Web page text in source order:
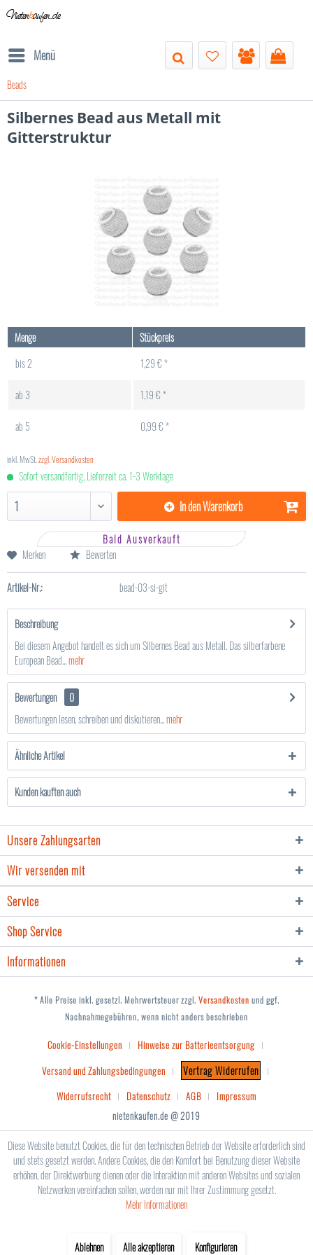
Nietenkaufen.de
Menü
Beads
Silbernes Bead aus Metall mit
Gitterstruktur
Menge
Stückpreis
bis2 1,29 € *
ab 3 1,19 € *
ab 5 0,99 € *
inkl. MwSt. zzgl. Versandkosten
Sofort versandfertig, Lieferzeit ca. 1-3 Werktage
In denWarenkorb
Bald Ausverkauft
Merken
Bewerten
Artikel-Nr.: bead-03-si-git
Beschreibung
Bei diesem Angebot handelt es sich um Silbernes Bead aus Metall. Das silberfarbene
European Bead...mehr
Bewertungen
0
Bewertungen lesen, schreiben und diskutieren...mehr
Ähnliche Artikel
Kunden kauften auch
Unsere Zahlungsarten
Wir versenden mit
Service
Shop Service
Informationen
* Alle Preise inkl. gesetzl. Mehrwertsteuer zzgl. Versandkosten und ggf.
Nachnahmegebühren, wenn nicht anders beschrieben
Cookie-Einstellungen
Hinweise zur Batterieentsorgung
Versand und Zahlungsbedingungen
Vertrag Widerrufen
Widerrufsrecht Datenschutz AGB
Impressum
nietenkaufen.de @ 2019
Diese Website benutzt Cookies, die für den technischen Betrieb der Website erforderlich sind
und stets gesetzt werden. Andere Cookies, die den Komfort bei Benutzung dieser Website
erhöhen, der Direktwerbung dienen oder die Interaktion mit anderen Websites und sozialen
Netzwerken vereinfachen sollen, werden nur mit Ihrer Zustimmung gesetzt.
Mehr Informationen
Ablehnen Alle akzeptieren Konfigurieren